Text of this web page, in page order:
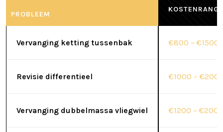
PROBLEEM
Vervanging ketting tussenbak €800 – €1500
Revisie differentieel €1000 –
Vervanging dubbelmassa vliegwiel €1200 – €2000